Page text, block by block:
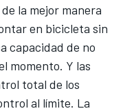
la mejor manera
en bicicleta sin
capacidad de no
momento. Y las
total de los
al límite. La